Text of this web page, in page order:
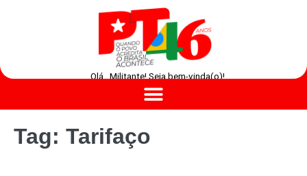
Olá , Militante! Seja bem-vinda(o)!
Tag: Tarifaço